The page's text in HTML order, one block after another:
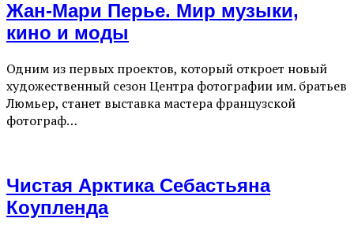
Жан-Мари Перье. Мир музыки,
кино и моды
Одним из первых проектов, который откроет новый
художественный сезон Центра фотографии им. братьев
Люмьер, станет выставка мастера французской
фотограф…
Чистая Арктика Себастьяна
Коупленда